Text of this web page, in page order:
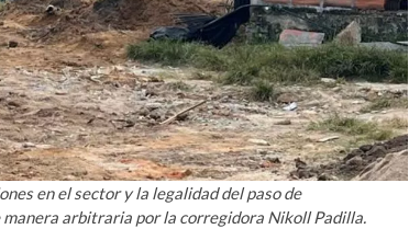
en el sector y la legalidad del paso de
arbitraria por la corregidora Nikoll Padilla.